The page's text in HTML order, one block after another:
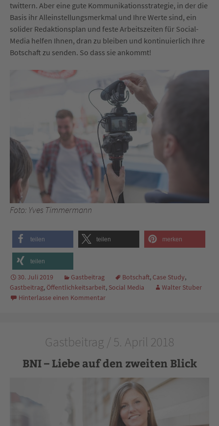
twittern. Aber eine gute Kommunikationsstrategie, in der die
Basis ihr Alleinstellungsmerkmal und Ihre Werte sind, ein
solider Redaktionsplan und feste Arbeitszeiten für Social-
Media helfen Ihnen, dran zu bleiben und kontinuierlich Ihre
Botschaft zu senden. So dass sie ankommt!
Foto: Yves Timmermann
teilen teilen merken
teilen
30. Juli 2019 Gastbeitrag Botschaft, Case Study,
Gastbeitrag, Öffentlichkeitsarbeit, Social Media
Walter Stuber
Hinterlasse einen Kommentar
Gastbeitrag / 5. April 2018
BNI – Liebe auf den zweiten Blick